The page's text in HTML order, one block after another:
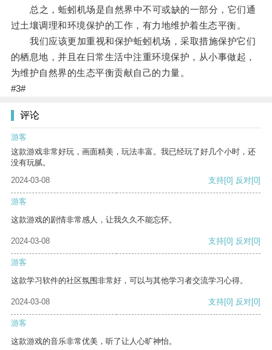
总之，蚯蚓机场是自然界中不可或缺的一部分，它们通
过土壤调理和环境保护的工作，有力地维护着生态平衡。
我们应该更加重视和保护蚯蚓机场，采取措施保护它们
的栖息地，并且在日常生活中注重环境保护，从小事做起，
为维护自然界的生态平衡贡献自己的力量。
#3#
评论
游客
这款游戏非常好玩，画面精美，玩法丰富。我已经玩了好几个小时，还
没有玩腻。
2024-03-08
支持[0] 反对[0]
游客
这款游戏的剧情非常感人，让我久久不能忘怀。
2024-03-08 支持[0] 反对[0]
游客
这款学习软件的社区氛围非常好，可以与其他学习者交流学习心得。
2024-03-08 支持[0] 反对[0]
游客
这款游戏的音乐非常优美，听了让人心旷神怡。